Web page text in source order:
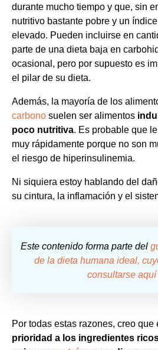
durante mucho tiempo y que, sin
nutritivo bastante pobre y un
elevado. Pueden incluirse en
parte de una dieta baja en
ocasional, pero por supuesto es
el pilar de su dieta.
Además, la mayoría de los
carbono suelen ser alimentos
poco nutritiva. Es probable que
muy rápidamente porque no son
el riesgo de hiperinsulinemia.
Ni siquiera estoy hablando del
su cintura, la inflamación y el
Este contenido forma parte del
de la dieta humana ideal,
consultarse aquí
Por todas estas razones, creo que
prioridad a los ingredientes